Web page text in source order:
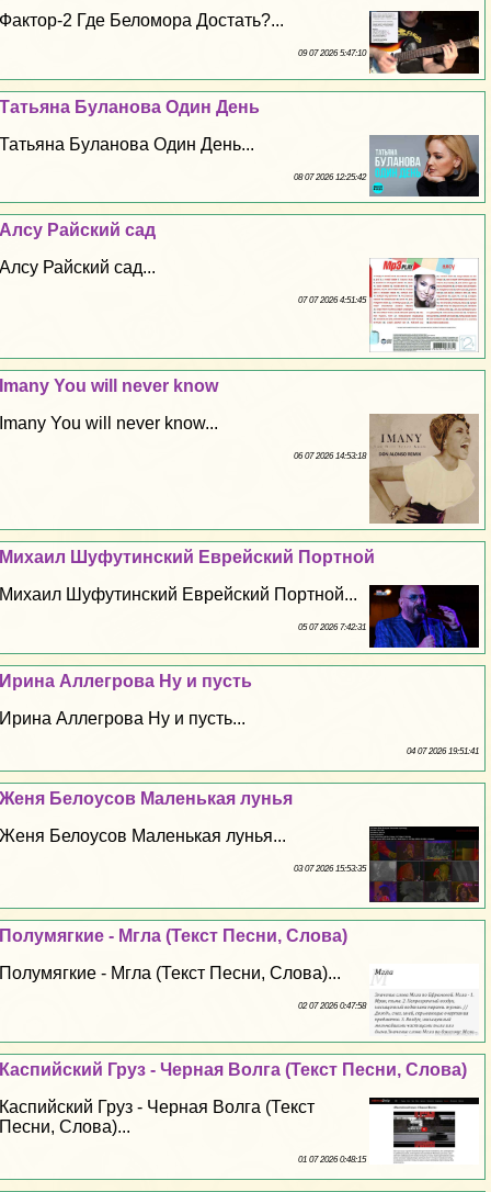
Фактор-2 Где Беломора Достать?...
09 07 2026 5:47:10
Татьяна Буланова Один День
Татьяна Буланова Один День...
08 07 2026 12:25:42
Алсу Райский сад
Алсу Райский сад...
07 07 2026 4:51:45
Imany You will never know
Imany You will never know...
06 07 2026 14:53:18
Михаил Шуфутинский Еврейский Портной
Михаил Шуфутинский Еврейский Портной...
05 07 2026 7:42:31
Ирина Аллегрова Ну и пусть
Ирина Аллегрова Ну и пусть...
04 07 2026 19:51:41
Женя Белоусов Маленькая лунья
Женя Белоусов Маленькая лунья...
03 07 2026 15:53:35
Полумягкие - Мгла (Текст Песни, Слова)
Полумягкие - Мгла (Текст Песни, Слова)...
02 07 2026 0:47:58
Каспийский Груз - Черная Волга (Текст Песни, Слова)
Каспийский Груз - Черная Волга (Текст
Песни, Слова)...
01 07 2026 0:48:15